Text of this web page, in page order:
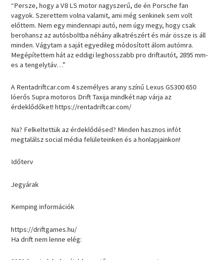
“Persze, hogy a V8 LS motor nagyszerű, de én Porsche fan
vagyok. Szerettem volna valamit, ami még senkinek sem volt
előttem. Nem egy mindennapi autó, nem úgy megy, hogy csak
berohansz az autósboltba néhány alkatrészért és már össze is áll
minden. Vágytam a saját egyedileg módosított álom autómra.
Megépítettem hát az eddigi leghosszabb pro driftautót, 2895 mm-
es a tengelytáv…”
A Rentadriftcar.com 4 személyes arany színű Lexus GS300 650
lóerős Supra motoros Drift Taxija mindkét nap várja az
érdeklődőket! https://rentadriftcar.com/
Na? Felkeltettük az érdeklődésed? Minden hasznos infót
megtalálsz social média felületeinken és a honlapjainkon!
Időterv
Jegyárak
Kemping információk
https://driftgames.hu/
Ha drift nem lenne elég: